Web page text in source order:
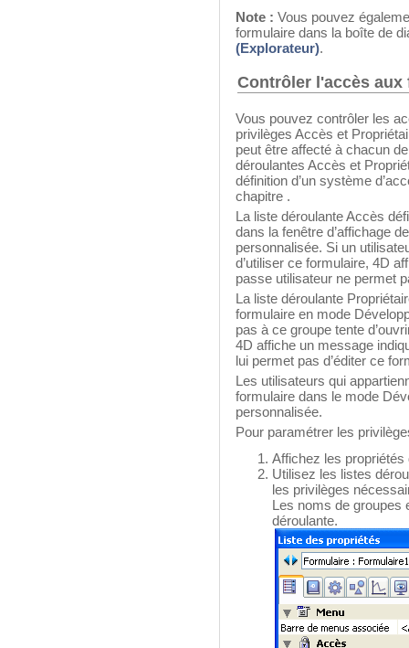
Note : Vous pouvez
formulaire dans la boîte de
(Explorateur).
Contrôler l'accès aux
Vous pouvez contrôler les
privilèges Accès et
peut être affecté à chacun
déroulantes Accès et
définition d’un système
chapitre .
La liste déroulante Accès
dans la fenêtre d’affichage
personnalisée. Si un
d’utiliser ce formulaire, 4D
passe utilisateur ne permet
La liste déroulante
formulaire en mode
pas à ce groupe tente
4D affiche un message
lui permet pas d’éditer ce
Les utilisateurs qui
formulaire dans le mode
personnalisée.
Pour paramétrer les
Affichez les
Utilisez les listes
les privilèges
Les noms de groupes
déroulante.